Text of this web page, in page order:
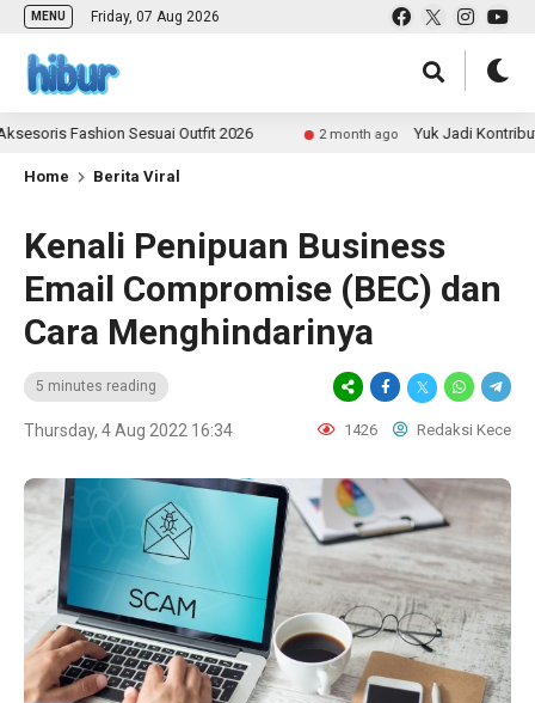
MENU Friday, 07 Aug 2026
Sesuai Outfit 2026 2 month ago Yuk Jadi Kontributor
Home Berita Viral
Kenali Penipuan Business
Email Compromise (BEC) dan
Cara Menghindarinya
5 minutes reading
Thursday, 4 Aug 2022 16:34 1426 Redaksi Kece